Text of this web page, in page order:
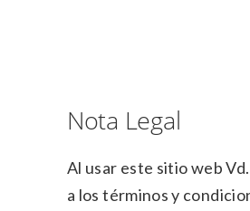
Nota Legal
Al usar este sitio web
a los términos y